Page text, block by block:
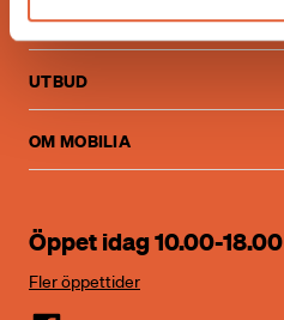
BESÖKSINFO
UTBUD
OM MOBILIA
Öppet idag 10.00-18.00
Fler öppettider